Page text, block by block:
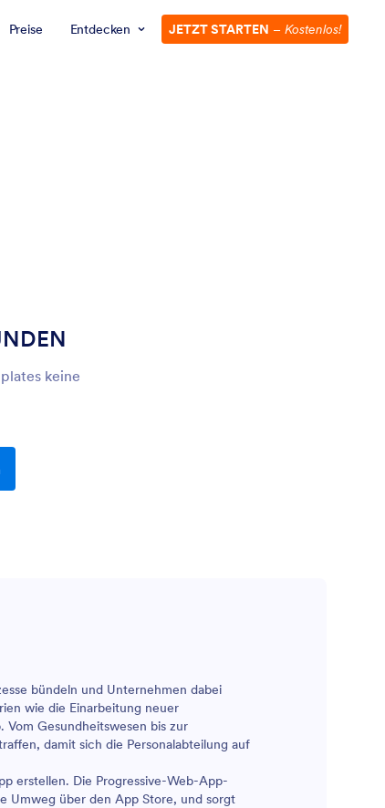
Preise Entdecken JETZT STARTEN – Kostenlos!
keine
bündeln und Unternehmen dabei
wie die Einarbeitung neuer
Gesundheitswesen bis zur
damit sich die Personalabteilung auf
erstellen. Die Progressive-Web-App-
Umweg über den App Store, und sorgt